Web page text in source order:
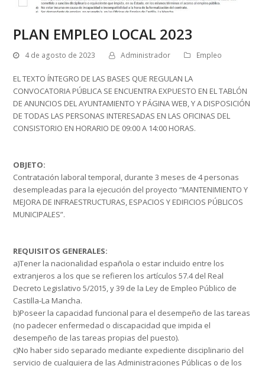
PLAN EMPLEO LOCAL 2023
4 de agosto de 2023 Administrador Empleo
EL TEXTO ÍNTEGRO DE LAS BASES QUE REGULAN LA
CONVOCATORIA PÚBLICA SE ENCUENTRA EXPUESTO EN EL TABLÓN
DE ANUNCIOS DEL AYUNTAMIENTO Y PÁGINA WEB, Y A DISPOSICIÓN
DE TODAS LAS PERSONAS INTERESADAS EN LAS OFICINAS DEL
CONSISTORIO EN HORARIO DE 09:00 A 14:00 HORAS.
OBJETO:
Contratación laboral temporal, durante 3 meses de 4 personas
desempleadas para la ejecución del proyecto “MANTENIMIENTO Y
MEJORA DE INFRAESTRUCTURAS, ESPACIOS Y EDIFICIOS PÚBLICOS
MUNICIPALES”.
REQUISITOS GENERALES:
a)Tener la nacionalidad española o estar incluido entre los
extranjeros a los que se refieren los artículos 57.4 del Real
Decreto Legislativo 5/2015, y 39 de la Ley de Empleo Público de
Castilla-La Mancha.
b)Poseer la capacidad funcional para el desempeño de las tareas
(no padecer enfermedad o discapacidad que impida el
desempeño de las tareas propias del puesto).
c)No haber sido separado mediante expediente disciplinario del
servicio de cualquiera de las Administraciones Públicas o de los